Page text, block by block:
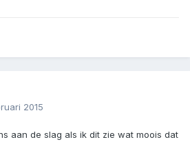
2015
aan de slag als ik dit zie wat moois dat